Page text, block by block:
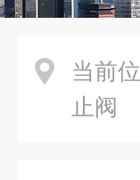
当前
止阀